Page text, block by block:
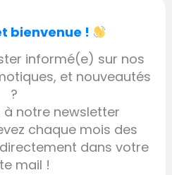
bienvenue !
informé(e) sur nos
et nouveautés
?
à notre newsletter
chaque mois des
dans votre
mail !